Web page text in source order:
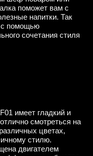
поможет вам с
напитки. Так
с помощью
сочетания стиля
имеет гладкий и
смотреться на
цветах,
стилю.
двигателем